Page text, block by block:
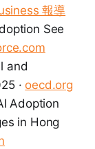
報導
See
and
· oecd.org
Adoption
in Hong